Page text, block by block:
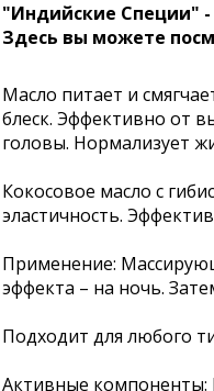
"Индийские Специи"
Здесь вы можете
Масло питает и
блеск. Эффективно от
головы. Нормализует
Кокосовое масло с
эластичность.
Применение:
эффекта – на ночь.
Подходит для любого
Активные компоненты: